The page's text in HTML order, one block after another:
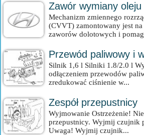
Zawór wymiany
Mechanizm zmiennego
(CVVT) zamontowany jest na
zaworów dolotowych i
Przewód paliwowy i
Silnik 1,6 l Silniki 1.8/2.0 l
odłączeniem przewodów
zredukować ciśnienie w...
Zespół przepustnicy
Wyjmowanie Ostrzeżenie!
przepustnicy. Wyjmij czujnik
Uwaga! Wyjmij czujnik...